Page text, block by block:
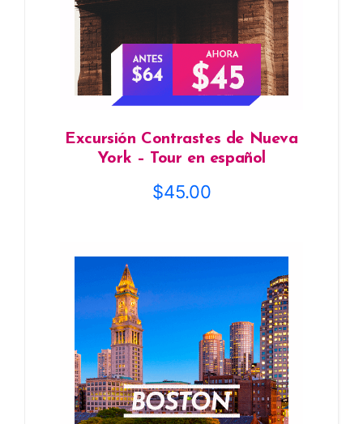
Excursión Contrastes de Nueva
York – Tour en español
$45.00